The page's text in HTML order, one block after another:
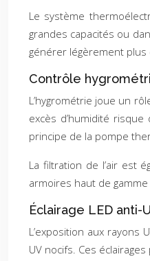
Le système
grandes capacités ou
générer légèrement
Contrôle
L’hygrométrie joue un
excès d’humidité
principe de la pompe
La filtration de l’air est
armoires haut de
Éclairage LED anti-
L’exposition aux
UV nocifs. Ces